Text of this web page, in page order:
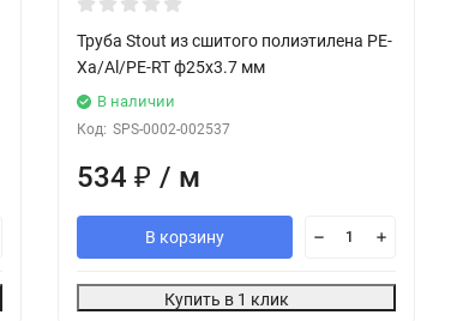
Труба Stout из сшитого полиэтилена PE-
Xa/Al/PE-RT ф25х3.7 мм
В наличии
Код: SPS-0002-002537
534 ₽ / м
В корзину
Купить в 1 клик